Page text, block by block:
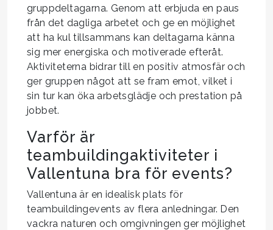
gruppdeltagarna. Genom att erbjuda en paus
från det dagliga arbetet och ge en möjlighet
att ha kul tillsammans kan deltagarna känna
sig mer energiska och motiverade efteråt.
Aktiviteterna bidrar till en positiv atmosfär och
ger gruppen något att se fram emot, vilket i
sin tur kan öka arbetsglädje och prestation på
jobbet.
Varför är
teambuildingaktiviteter i
Vallentuna bra för events?
Vallentuna är en idealisk plats för
teambuildingevents av flera anledningar. Den
vackra naturen och omgivningen ger möjlighet